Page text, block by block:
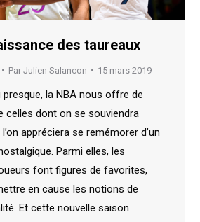
des taureaux
Par Julien Salancon 15 mars 2019
la NBA nous offre de
celles dont on se souviendra
appréciera se remémorer d’un
Parmi elles, les
font figures de favorites,
en cause les notions de
Et cette nouvelle saison